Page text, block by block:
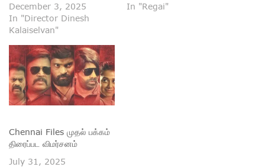
December 3, 2025
In "Director Dinesh
Kalaiselvan"
In "Regai"
Chennai Files முதல் பக்கம்
திரைப்பட விமர்சனம்
July 31, 2025